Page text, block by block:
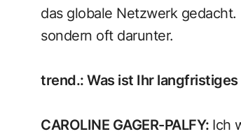
das globale Netzwerk
sondern oft darunter.
trend.: Was ist Ihr langfristiges
CAROLINE GAGER-PALFY: Ich